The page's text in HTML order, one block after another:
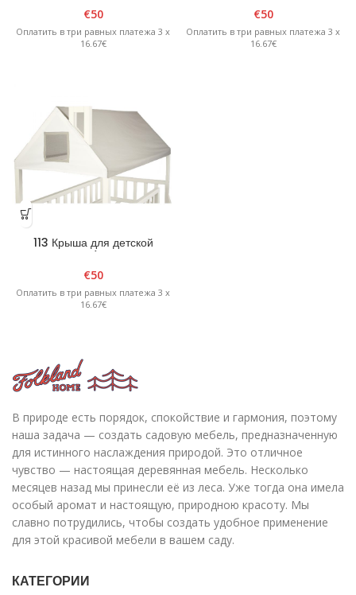
€50
Оплатить в три равных платежа 3 x
16.67€
€50
Оплатить в три равных платежа 3 x
16.67€
113 Крыша для детской
€50
Оплатить в три равных платежа 3 x
16.67€
В природе есть порядок, спокойствие и гармония, поэтому
наша задача — создать садовую мебель, предназначенную
для истинного наслаждения природой. Это отличное
чувство — настоящая деревянная мебель. Несколько
месяцев назад мы принесли её из леса. Уже тогда она имела
особый аромат и настоящую, природною красоту. Мы
славно потрудились, чтобы создать удобное применение
для этой красивой мебели в вашем саду.
КАТЕГОРИИ